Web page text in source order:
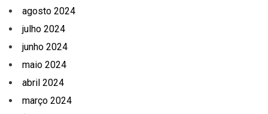
agosto 2024
julho 2024
junho 2024
maio 2024
abril 2024
março 2024